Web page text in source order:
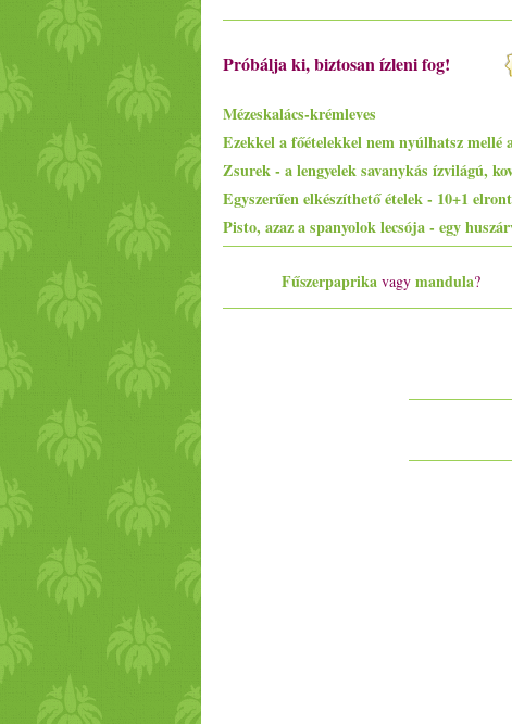
Próbálja ki, biztosan ízleni fog!
Mézeskalács-krémleves
Fűszerpaprika vagy mandula?